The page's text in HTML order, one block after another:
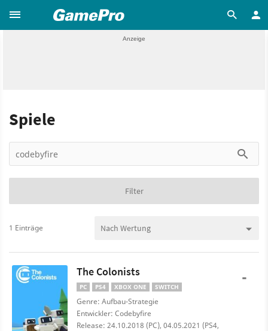
Spiele
Filter
1 Einträge
The Colonists
PC PS4 XBOX ONE SWITCH
Genre: Aufbau-Strategie
Entwickler: Codebyfire
Release: 24.10.2018 (PC), 04.05.2021 (PS4,
-